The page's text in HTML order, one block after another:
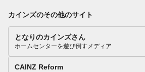
カインズのその他のサイト
となりのカインズさん
ホームセンターを遊び倒すメディア
CAINZ Reform